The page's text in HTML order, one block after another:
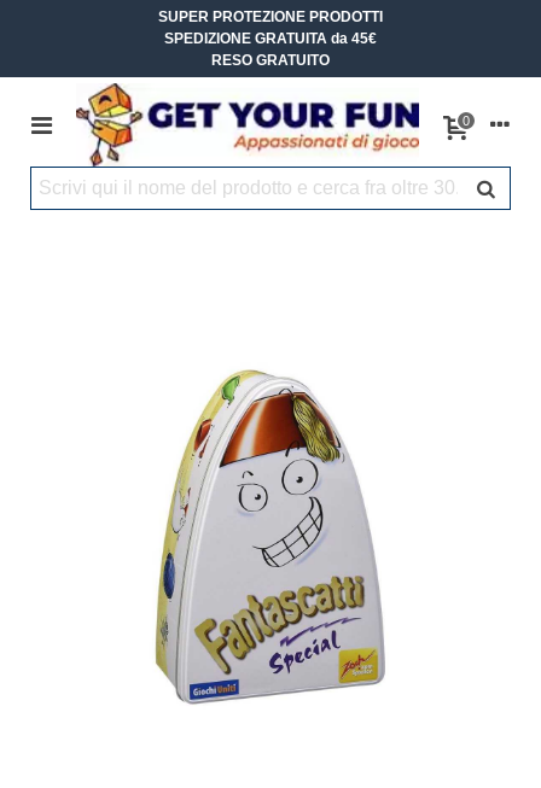
SUPER PROTEZIONE PRODOTTI
SPEDIZIONE GRATUITA da 45€
RESO GRATUITO
0